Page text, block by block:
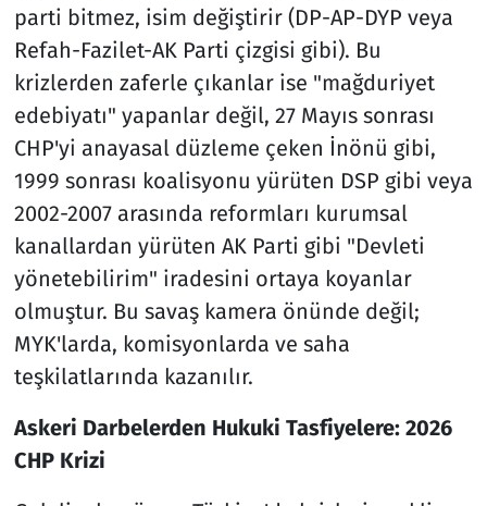
parti bitmez, isim değiştirir (DP-AP-DYP veya
Refah-Fazilet-AK Parti çizgisi gibi). Bu
krizlerden zaferle çıkanlar ise "mağduriyet
edebiyatı" yapanlar değil, 27 Mayıs sonrası
CHP'yi anayasal düzleme çeken İnönü gibi,
1999 sonrası koalisyonu yürüten DSP gibi veya
2002-2007 arasında reformları kurumsal
kanallardan yürüten AK Parti gibi "Devleti
yönetebilirim" iradesini ortaya koyanlar
olmuştur. Bu savaş kamera önünde değil;
MYK'larda, komisyonlarda ve saha
teşkilatlarında kazanılır.
Askeri Darbelerden Hukuki Tasfiyelere: 2026
CHP Krizi